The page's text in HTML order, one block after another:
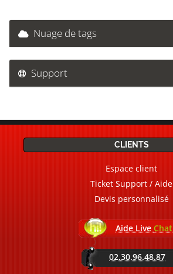
Nuage de tags
Support
CLIENTS
Espace client
Ticket Support / Aide
Devis personnalisé
Aide Live Chat
02.30.96.48.87